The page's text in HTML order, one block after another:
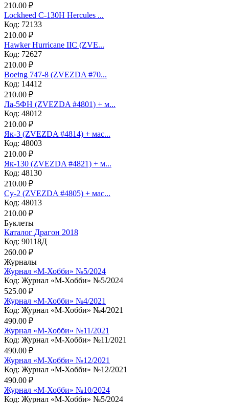
210.00 ₽
Lockheed C-130H Hercules ...
Код: 72133
210.00 ₽
Hawker Hurricane IIC (ZVE...
Код: 72627
210.00 ₽
Boeing 747-8 (ZVEZDA #70...
Код: 14412
210.00 ₽
Ла-5ФН (ZVEZDA #4801) + м...
Код: 48012
210.00 ₽
Як-3 (ZVEZDA #4814) + мас...
Код: 48003
210.00 ₽
Як-130 (ZVEZDA #4821) + м...
Код: 48130
210.00 ₽
Су-2 (ZVEZDA #4805) + мас...
Код: 48013
210.00 ₽
Буклеты
Каталог Драгон 2018
Код: 90118Д
260.00 ₽
Журналы
Журнал «М-Хобби» №5/2024
Код: Журнал «М-Хобби» №5/2024
525.00 ₽
Журнал «М-Хобби» №4/2021
Код: Журнал «М-Хобби» №4/2021
490.00 ₽
Журнал «М-Хобби» №11/2021
Код: Журнал «М-Хобби» №11/2021
490.00 ₽
Журнал «М-Хобби» №12/2021
Код: Журнал «М-Хобби» №12/2021
490.00 ₽
Журнал «М-Хобби» №10/2024
Код: Журнал «М-Хобби» №5/2024